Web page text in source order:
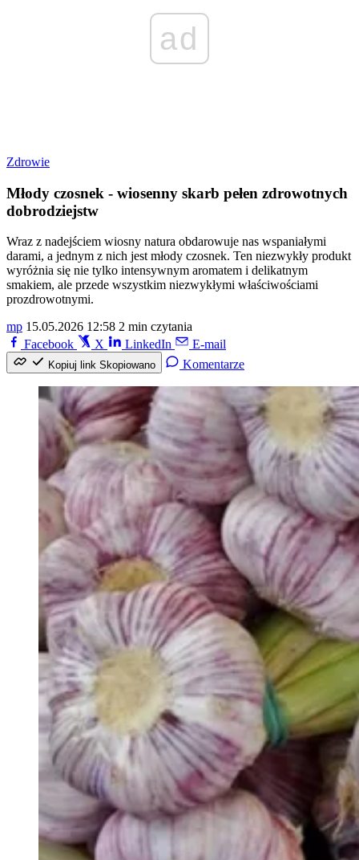
ad
Zdrowie
Młody czosnek - wiosenny skarb pełen zdrowotnych
dobrodziejstw
Wraz z nadejściem wiosny natura obdarowuje nas wspaniałymi
darami, a jednym z nich jest młody czosnek. Ten niezwykły produkt
wyróżnia się nie tylko intensywnym aromatem i delikatnym
smakiem, ale przede wszystkim niezwykłymi właściwościami
prozdrowotnymi.
mp 15.05.2026 12:58 2 min czytania
Facebook
X LinkedIn E-mail
Kopiuj link Skopiowano Komentarze